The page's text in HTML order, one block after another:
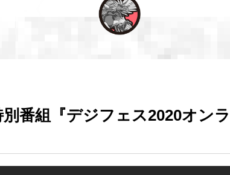
別番組『デジフェス2020オン